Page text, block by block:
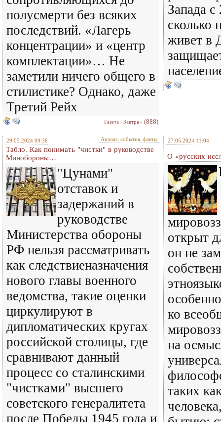
полусмерти без всяких
последствий. «Лагерь
концентрации» и «центр
комплектации»… Не
заметили ничего общего в
стилистике? Однако, даже
Третий Рейх
Газета «Завтра» (888)
Запада
сколько
живет в
29.05.2024 09:38 Анализ, события, факты
Табло. Как понимать "чистки" в руководстве
Минобороны…
"Цунами"
отставок и
задержаний в
руководстве
Министерства обороны
РФ нельзя рассматривать
как следствиеназначения
нового главы военного
ведомства, такие оценки
циркулируют в
дипломатических кругах
российской столицы, где
сравнивают данный
процесс со сталинскими
"чистками" высшего
советского генералитета
после Победы 1945 года и
27.05.2024 11:04
О «русских
открыт
он не
ко
на
таких